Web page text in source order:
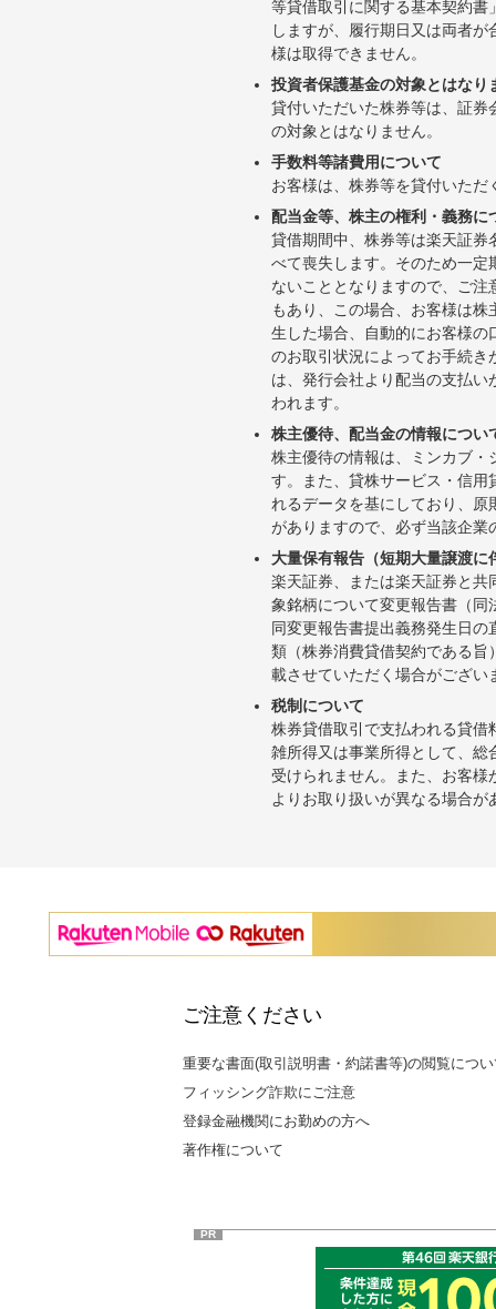
等貸借取引に関する基本契約
しますが、履行期日又は両者
様は取得できません。
投資者保護基金の対象とはなり
貸付いただいた株券等は、証
の対象とはなりません。
手数料等諸費用について
お客様は、株券等を貸付いた
配当金等、株主の権利・義務に
貸借期間中、株券等は楽天証
べて喪失します。そのため一
ないこととなりますので、ご
もあり、この場合、お客様は
生した場合、自動的にお客様
のお取引状況によってお手続
は、発行会社より配当の支払
われます。
株主優待、配当金の情報につい
株主優待の情報は、ミンカブ
す。また、貸株サービス・信
れるデータを基にしており、
がありますので、必ず当該企
大量保有報告（短期大量譲渡
楽天証券、または楽天証券と
象銘柄について変更報告書（
同変更報告書提出義務発生日
類（株券消費貸借契約である
載させていただく場合がござ
税制について
株券貸借取引で支払われる貸
雑所得又は事業所得として、
受けられません。また、お客
よりお取り扱いが異なる場合
ご注意ください
重要な書面(取引説明書・約諾書等)の閲覧につ
フィッシング詐欺にご注意
登録金融機関にお勤めの方へ
著作権について
PR